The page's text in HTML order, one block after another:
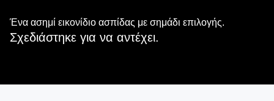
Ένα ασημί εικονίδιο ασπίδας με σημάδι επιλογής.
Σχεδιάστηκε για να αντέχει.